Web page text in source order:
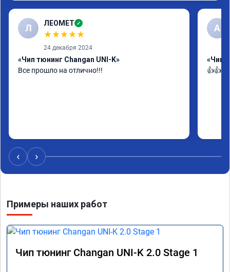
Л ЛЕОМЕТ ✓
★★★★★
24 декабря 2024
«Чип тюнинг Changan UNI-K»
Все прошло на отлично!!!
А
«Чип
‹ ›
Примеры наших работ
Чип тюнинг Changan UNI-K 2.0 Stage 1